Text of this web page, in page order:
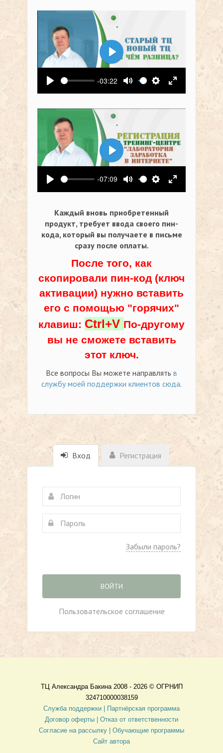
Воспроизвести
-03:22
Выключить звук
Настройки
На весь
Воспроизвести
Воспроизвести
-07:09
Выключить звук
Настройки
На весь
Воспроизвести
Каждый вновь приобретенный
продукт, требует ввода своего пин-
кода, который вы получаете в письме
сразу после оплаты.
После того, как
скопировали пин-код (ключ
активации) нужно вставить
его с помощью "горячих"
клавиш: Ctrl+V По-другому
вы не сможете вставить
этот ключ.
Все вопросы Вы можете направлять в
службу моей поддержки клиентов сюда.
Вход Регистрация
Забыли пароль?
ВОЙТИ
Пользовательское соглашение
ТЦ Александра Бакина 2008 - 2026 © ОГРНИП
324710000038159
Служба поддержки |
Партнёрская программа
Договор оферты
| Отказ от ответственности
Согласие на рассылку | Обучающие программы
Сайт автора